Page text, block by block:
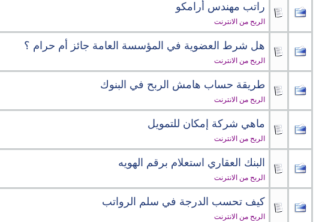
راتب مهندس أرامكو
الربح من الانترنت
هل شرط العضوية في المؤسسة العامة جائز أم حرام ؟
الربح من الانترنت
طريقة حساب هامش الربح في البنوك
الربح من الانترنت
ماهي شركة إمكان للتمويل
الربح من الانترنت
البنك العقاري استعلام برقم الهويه
الربح من الانترنت
كيف تحسب الدرجة في سلم الرواتب
الربح من الانترنت